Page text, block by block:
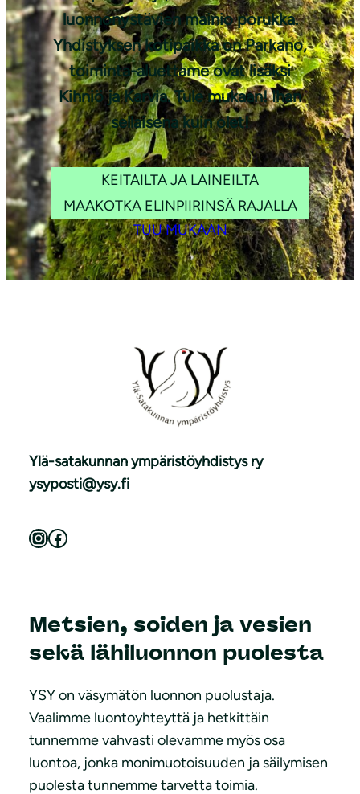
luonnonystävien mainio porukka.
Yhdistyksen kotipaikka on Parkano,
toiminta-aluettame ovat lisäksi
Kihniö ja Karvia. Tule mukaan! Ihan
sellaisena kuin olet!
KEITAILTA JA LAINEILTA
MAAKOTKA ELINPIIRINSÄ RAJALLA
TUU MUKAAN
Metsien, soiden ja vesien
sekä lähiluonnon puolesta
YSY on väsymätön luonnon puolustaja.
Vaalimme luontoyhteyttä ja hetkittäin
tunnemme vahvasti olevamme myös osa
luontoa, jonka monimuotoisuuden ja säilymisen
puolesta tunnemme tarvetta toimia.
Ylä-satakunnan ympäristöyhdistys ry
ysyposti@ysy.fi
InstagramFacebook